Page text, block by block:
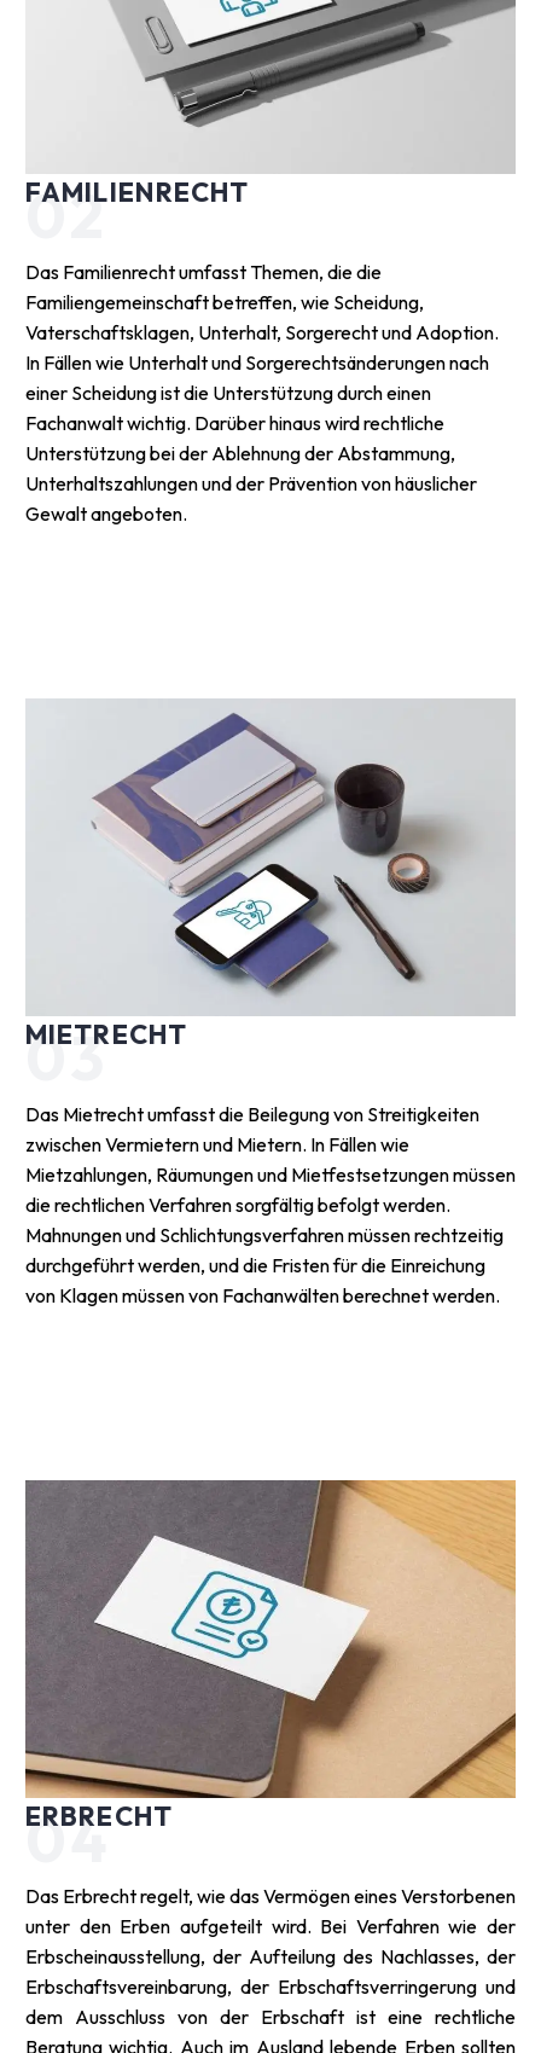
02
FAMILIENRECHT
Das Familienrecht umfasst Themen, die die
Familiengemeinschaft betreffen, wie Scheidung,
Vaterschaftsklagen, Unterhalt, Sorgerecht und Adoption.
In Fällen wie Unterhalt und Sorgerechtsänderungen nach
einer Scheidung ist die Unterstützung durch einen
Fachanwalt wichtig. Darüber hinaus wird rechtliche
Unterstützung bei der Ablehnung der Abstammung,
Unterhaltszahlungen und der Prävention von häuslicher
Gewalt angeboten.
03
MIETRECHT
Das Mietrecht umfasst die Beilegung von Streitigkeiten
zwischen Vermietern und Mietern. In Fällen wie
Mietzahlungen, Räumungen und Mietfestsetzungen müssen
die rechtlichen Verfahren sorgfältig befolgt werden.
Mahnungen und Schlichtungsverfahren müssen rechtzeitig
durchgeführt werden, und die Fristen für die Einreichung
von Klagen müssen von Fachanwälten berechnet werden.
04
ERBRECHT
Das Erbrecht regelt, wie das Vermögen eines Verstorbenen
unter den Erben aufgeteilt wird. Bei Verfahren wie der
Erbscheinausstellung, der Aufteilung des Nachlasses, der
Erbschaftsvereinbarung, der Erbschaftsverringerung und
dem Ausschluss von der Erbschaft ist eine rechtliche
Beratung wichtig. Auch im Ausland lebende Erben sollten